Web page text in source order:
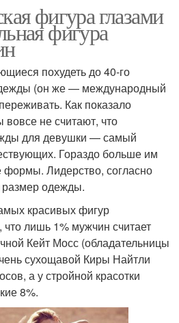
фигура глазами
фигура
похудеть до 40-го
(он же — международный
Как показало
не считают, что
для девушки — самый
Гораздо больше им
Лидерство, согласно
размер одежды.
красивых фигур
что лишь 1% мужчин считает
Кейт Мосс (обладательницы
сухощавой Киры Найтли
а у стройной красотки
8%.